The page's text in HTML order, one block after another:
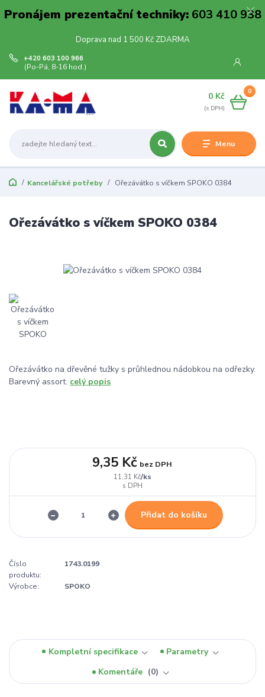
Pronájem prezentační techniky:603 410 938
Doprava nad 1 500 Kč ZDARMA
Menu
+420 603 100 966
(Po-Pá, 8-16 hod.)
0
0 Kč
Kancelářské potřeby Ořezávátko s víčkem SPOKO 0384
Ořezávátko s víčkem SPOKO 0384
Ořezávátko na dřevěné tužky s průhlednou nádobkou na odřezky.
Barevný assort. celý popis
11,31 Kč/ks
9,35 Kč bez DPH
Přidat do košíku
Číslo
produktu:
1743.0199
Výrobce: SPOKO
Kompletní specifikace
Parametry
Komentáře
0